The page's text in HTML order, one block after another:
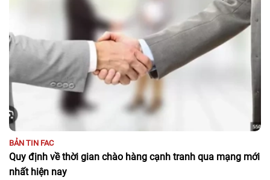
BẢN TIN FAC
Quy định về thời gian chào hàng cạnh tranh qua mạng mới
nhất hiện nay